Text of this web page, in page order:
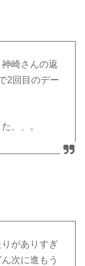
崎さんの返
2回目のデー
、、。
がありすぎ
次に進もう